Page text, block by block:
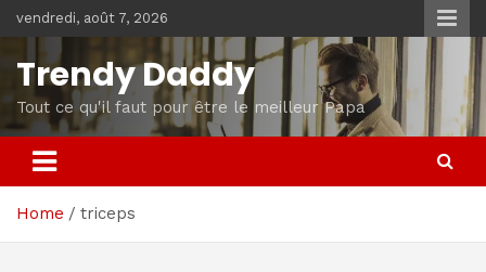
to
content
vendredi, août 7, 2026
Trendy Daddy
Tout ce qu'il faut pour être le meilleur Papa
Home triceps